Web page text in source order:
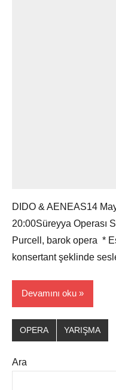
DIDO & AENEAS14
20:00Süreyya Operası
Purcell, barok opera *
konsertant şeklinde
Devamını oku
OPERA YARIŞMA
Ara